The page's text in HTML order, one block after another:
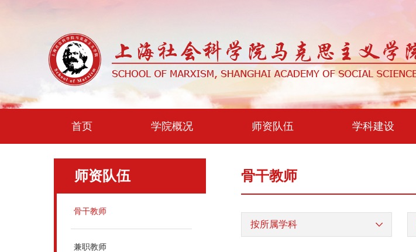
首页 学院概况 师资队伍 学科建设
师资队伍
骨干教师
兼职教师
骨干教师
按所属学科